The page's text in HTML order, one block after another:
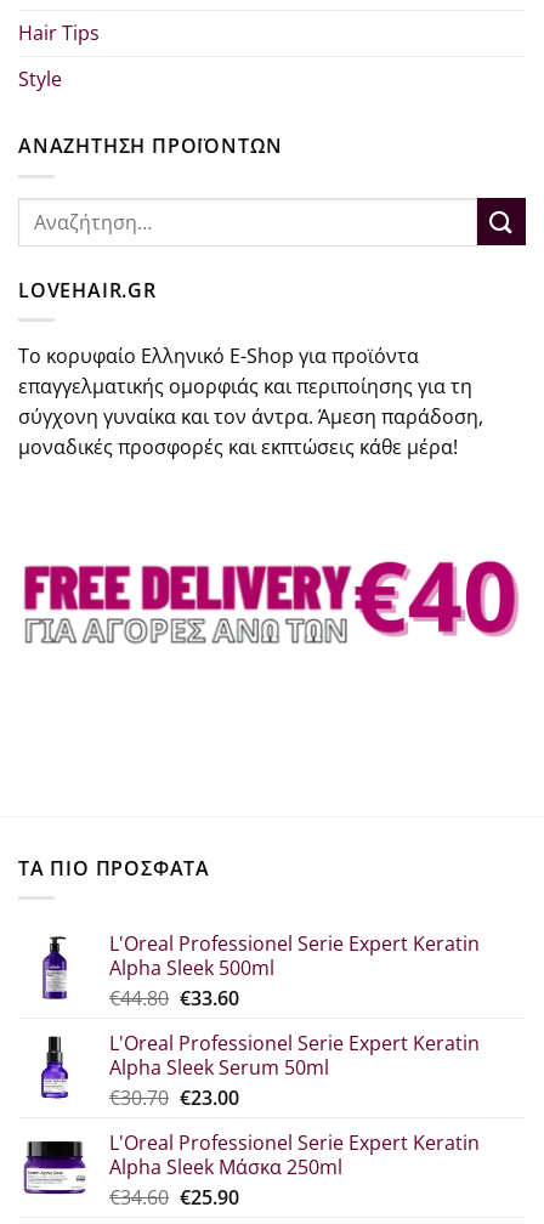
Hair Tips
Style
ΑΝΑΖΗΤΗΣΗ ΠΡΟΪΟΝΤΩΝ
Αναζήτηση
LOVEHAIR.GR
Το κορυφαίο Ελληνικό E-Shop για προϊόντα
επαγγελματικής ομορφιάς και περιποίησης για τη
σύγχονη γυναίκα και τον άντρα. Άμεση παράδοση,
μοναδικές προσφορές και εκπτώσεις κάθε μέρα!
ΤΑ ΠΙΟ ΠΡΟΣΦΑΤΑ
L'Oreal Professionel Serie Expert Keratin
Alpha Sleek 500ml
€44.80 Original
was:
€44.80.
€33.60Η
τιμή
είναι:
€33.60.
L'Oreal Professionel Serie Expert Keratin
Alpha Sleek Serum 50ml
€30.70 Original
was:
€30.70.
€23.00Η
τιμή
είναι:
€23.00.
L'Oreal Professionel Serie Expert Keratin
Alpha Sleek Μάσκα 250ml
€34.60 Original
€25.90Η